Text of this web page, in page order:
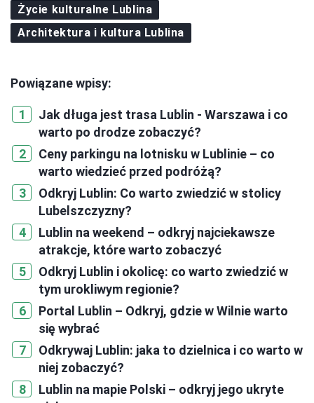
Życie kulturalne Lublina
Architektura i kultura Lublina
Powiązane wpisy:
Jak długa jest trasa Lublin - Warszawa i co
warto po drodze zobaczyć?
Ceny parkingu na lotnisku w Lublinie – co
warto wiedzieć przed podróżą?
Odkryj Lublin: Co warto zwiedzić w stolicy
Lubelszczyzny?
Lublin na weekend – odkryj najciekawsze
atrakcje, które warto zobaczyć
Odkryj Lublin i okolicę: co warto zwiedzić w
tym urokliwym regionie?
Portal Lublin – Odkryj, gdzie w Wilnie warto
się wybrać
Odkrywaj Lublin: jaka to dzielnica i co warto w
niej zobaczyć?
Lublin na mapie Polski – odkryj jego ukryte